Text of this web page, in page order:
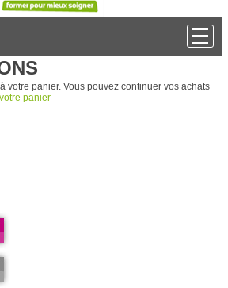
votre panier. Vous pouvez continuer vos achats
votre panier